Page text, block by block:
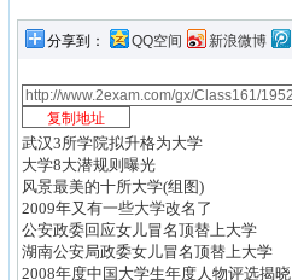
分享到： QQ空间 新浪微博
武汉3所学院拟升格为大学
大学8大潜规则曝光
风景最美的十所大学(组图)
2009年又有一些大学改名了
公安政委回应女儿冒名顶替上大学
湖南公安局政委女儿冒名顶替上大学
2008年度中国大学生年度人物评选揭晓